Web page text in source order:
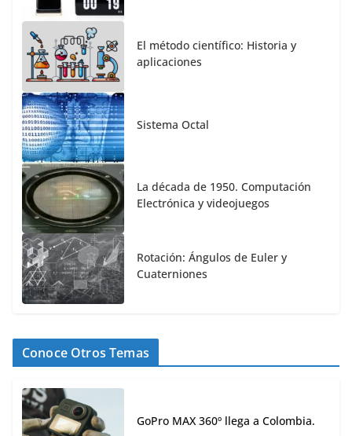
El método científico: Historia y
aplicaciones
Sistema Octal
La década de 1950. Computación
Electrónica y videojuegos
Rotación: Ángulos de Euler y
Cuaterniones
Conoce Otros Temas
GoPro MAX 360º llega a Colombia.